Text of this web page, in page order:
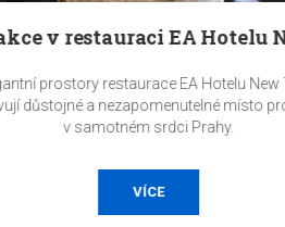
Vaše akce v restauraci EA Hotelu New Town
EA Hotelu New Town
místo pro vaši akci
srdci Prahy.